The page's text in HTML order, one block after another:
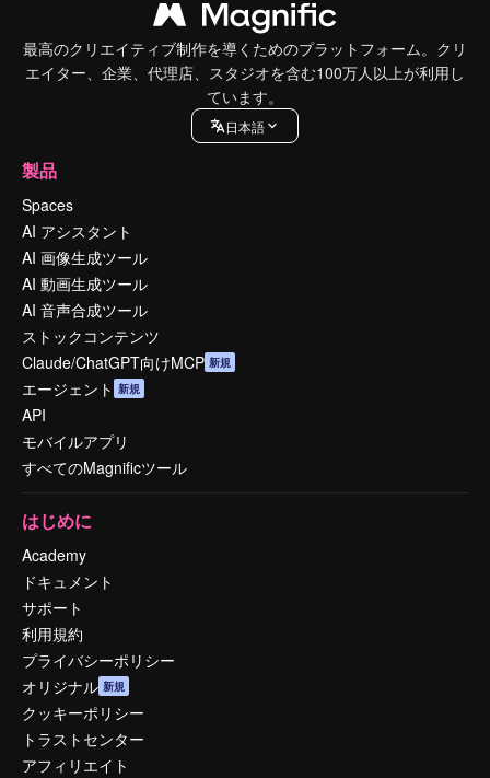
最高のクリエイティブ制作を導くためのプラットフォーム。クリ
エイター、企業、代理店、スタジオを含む100万人以上が利用し
ています。
日本語
製品
Spaces
AI アシスタント
AI 画像生成ツール
AI 動画生成ツール
AI 音声合成ツール
ストックコンテンツ
Claude/ChatGPT向けMCP 新規
エージェント 新規
API
モバイルアプリ
すべてのMagnificツール
はじめに
Academy
ドキュメント
サポート
利用規約
プライバシーポリシー
オリジナル 新規
クッキーポリシー
トラストセンター
アフィリエイト